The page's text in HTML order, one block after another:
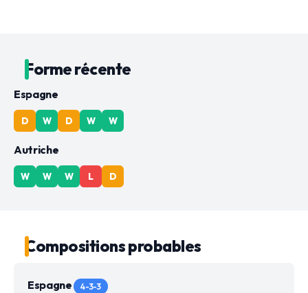
Forme récente
Espagne
D W D W W
Autriche
W W W L D
Compositions probables
Espagne 4-3-3